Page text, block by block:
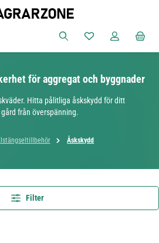
Du har 0 objekt i
för aggregat och byggnader
Hitta pålitliga åskskydd för ditt
från överspänning.
Åskskydd
Filter